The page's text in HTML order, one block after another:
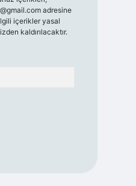
adresine
içerikler yasal
kaldırılacaktır.